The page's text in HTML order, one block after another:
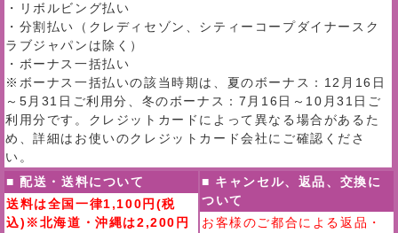
・リボルビング払い
・分割払い（クレディセゾン、シティーコープダイナースク
ラブジャパンは除く）
・ボーナス一括払い
※ボーナス一括払いの該当時期は、夏のボーナス：12月16日
～5月31日ご利用分、冬のボーナス：7月16日～10月31日ご
利用分です。クレジットカードによって異なる場合があるた
め、詳細はお使いのクレジットカード会社にご確認くださ
い。
■ 配送・送料について
送料は全国一律1,100円(税
込)※北海道・沖縄は2,200円
■ キャンセル、返品、交換に
ついて
お客様のご都合による返品・